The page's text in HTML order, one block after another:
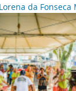
da Fonseca